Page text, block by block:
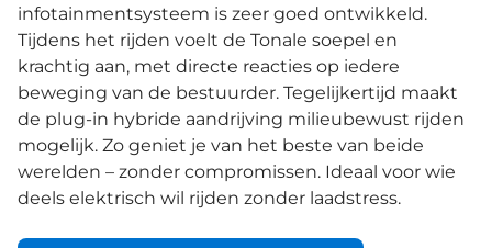
infotainmentsysteem is zeer goed ontwikkeld.
Tijdens het rijden voelt de Tonale soepel en
krachtig aan, met directe reacties op iedere
beweging van de bestuurder. Tegelijkertijd maakt
de plug-in hybride aandrijving milieubewust rijden
mogelijk. Zo geniet je van het beste van beide
werelden – zonder compromissen. Ideaal voor wie
deels elektrisch wil rijden zonder laadstress.